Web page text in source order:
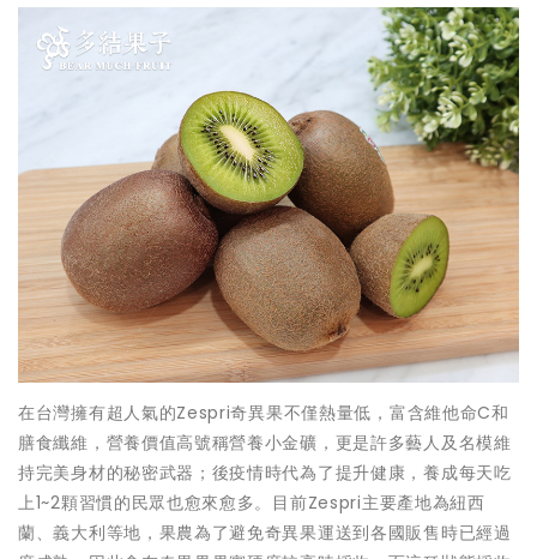
在台灣擁有超人氣的Zespri奇異果不僅熱量低，富含維他命C和
膳食纖維，營養價值高號稱營養小金礦，更是許多藝人及名模維
持完美身材的秘密武器；後疫情時代為了提升健康，養成每天吃
上1~2顆習慣的民眾也愈來愈多。目前Zespri主要產地為紐西
蘭、義大利等地，果農為了避免奇異果運送到各國販售時已經過